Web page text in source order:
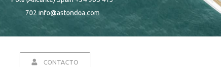
702 info@astondoa.com
CONTACTO